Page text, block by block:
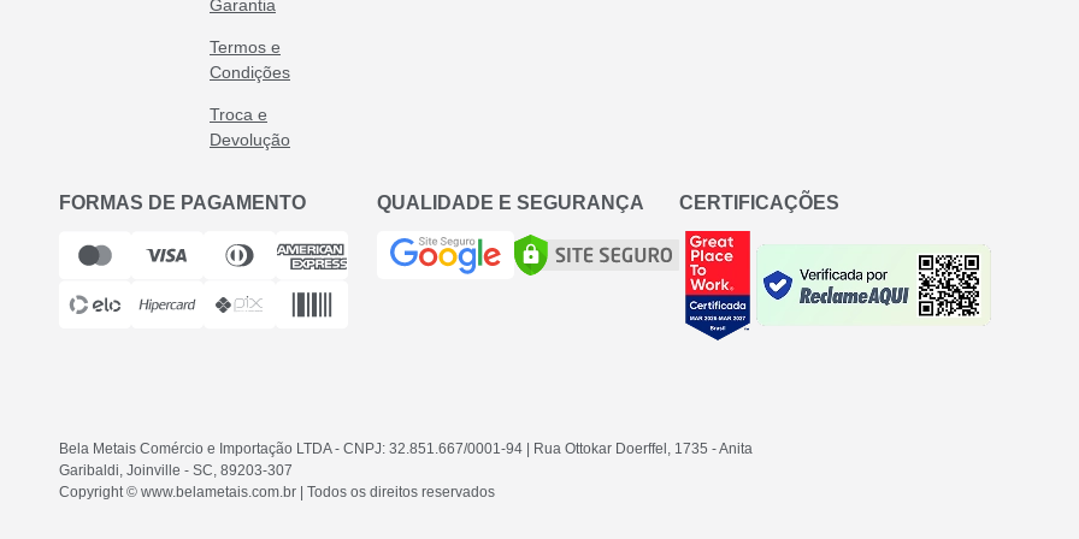
Garantia
Termos e
Condições
Troca e
Devolução
FORMAS DE PAGAMENTO QUALIDADE E SEGURANÇA CERTIFICAÇÕES
Bela Metais Comércio e Importação LTDA- CNPJ: 32.851.667/0001-94 | Rua Ottokar Doerffel, 1735 - Anita
Garibaldi, Joinville - SC, 89203-307
Copyright © www.belametais.com.br | Todos os direitos reservados